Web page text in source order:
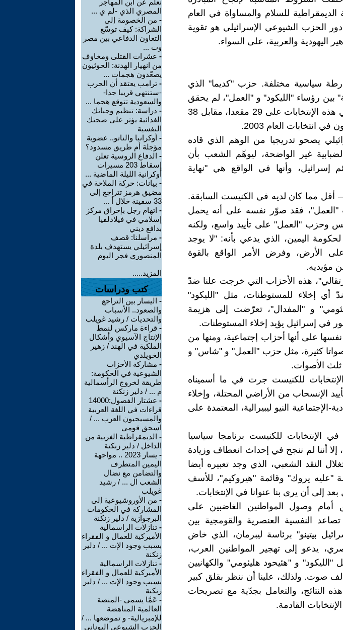
للسلام والمساواة في العام
دور الحزب الشيوعي الإسرائيلي هو تقوية
اليهودية والعربية، على السواء.
الإنتخابات للكنيست الـ17 خارطة سياسية مختلفة. حزب "كديما" الذي
رؤساء "الليكود" و "العمل"، لم يحقق
النتائج التي تطلّع إليها. "كديما" حصلت في هذه الإنتخابات على 29 مقعدا، مقابل 38
العام 2003.
يصحو تدريجيا من الوهم الذي قاده
غير الواضحة، ليوهّم الشعب بأن
إسرائيل، وأنها في الواقع هي "نهاية
"العمل" على 19 مقعدا – أقل مما كان لديه في الكنيست السابقة.
"العمل"، فقد صوّر نفسه على أنه يحمل
وحزب "العمل" على تأييد واسع، ولكنه
اليمين، الذي يدعي بأنه: "لا يوجد
الأرض، وفرض الأمر الواقع بالقوة
مؤيديه.
هذه الأحزاب التي خرجت علنا ضدّ
إخلاء للمستوطنات، مثل "الليكود"
و "المفدال"، تعرّضت إلى هزيمة
في إسرائيل يؤيد إخلاء المستوطنات.
على أنها أحزاب إجتماعية، ومنها من
كثيرة، مثل حزب "العمل" و "شاس" و
الأصوات.
للكنيست جرت في ما أسميناه
الإنسحاب من الأراضي المحتلة، وإخلاء
النيو ليبيرالية، المعتمدة على
للكنيست برنامجا سياسيا
إلا أننا لم ننجح في إحداث انعطاف وزيادة
النقد الشعبي، الذي وجد تعبيره أيضا
"عليه يروك" وقائمة "هيروكيم"، للأسف
إلى أن يرى بنا عنوانا في الإنتخابات.
أمام وصول المواطنين الغاضبين على
تصاعد النفسية العنصرية والقومجية بين
بيتينو" برئاسة ليبرمان، الذي خاض
يدعو إلى تهجير المواطنين العرب،
و "هئيحود هليئومي" والكهانيين
برئاسة مرزل – حصلوا سوية على 800 ألف صوت. ولذلك، علينا أن ننظر بقلق كبير
النتائج، والتعامل بجدّية مع تصريحات
القادمة.
نعلم عن ابن المهاجر
المصري الذي -لم ي ...
- من الخصومة إلى
الشراكة: كيف توسّع
التعاون الدفاعي بين مصر
وت ...
- عشرات القتلى ومخاوف
من انهيار الهدنة: الحوثيون
يصعّدون هجمات ...
- ترامب يعتقد أن الحرب
-ستنتهي قريبا جدا-
والسعودية تتوقع هجما ...
- دراسة: تنظيم وجباتك
الغذائية يؤثر على صحتك
النفسية
- أوكرانيا والناتو.. عضوية
مؤجلة أم طريق مسدود؟
- الدفاع الروسية تعلن
إسقاط 203 مسيرات
أوكرانية الليلة الماضية ...
- بيانات: حركة الملاحة في
مضيق هرمز تتراجع إلى
33 سفينة خلال أ ...
- اتهام رجل بإحراق مركز
إسلامي في فيلادلفيا
بدافع ديني
- مراسلنا: قصف
إسرائيلي يستهدف بلدة
المنصوري فجر اليوم
المزيد.....
كتب ودراسات
- اليسار بين التراجع
والصعود.. الأسباب
والتحديات / رشيد غويلب
- قراءة ماركس لنمط
الإنتاج الآسيوي وأشكال
الملكية في الهند / زهير
الخويلدي
- مشاركة الأحزاب
الشيوعية في الحكومة:
طريقة لخروج الرأسمالية
م ... / دلير زنكنة
-
عشتار الفصول:14000
قراءات في اللغة العربية
والمسيحيون العرب ... /
اسحق قومي
- الديمقراطية الغربية من
الداخل / دلير زنكنة
-
يسار 2023 .. مواجهة
اليمين المتطرف
والتضامن مع نضال
الشعب ال ... / رشيد
غويلب
- من الأوروشيوعية إلى
المشاركة في الحكومات
البرجوازية / دلير زنكنة
- تنازلات الراسمالية
الأميركية للعمال و الفقراء
بسبب وجود الإت ... / دلير
زنكنة
- تنازلات الراسمالية
الأميركية للعمال و الفقراء
بسبب وجود الإت ... / دلير
زنكنة
- عَمَّا يسمى -المنصة
العالمية المناهضة
للإمبريالية- و تموضعها ... /
الحزب الشيوعي اليوناني